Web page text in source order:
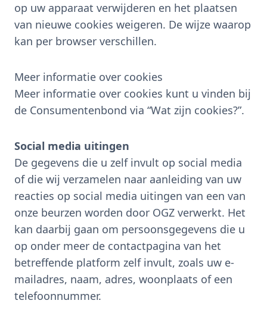
op uw apparaat verwijderen en het plaatsen
van nieuwe cookies weigeren. De wijze waarop
kan per browser verschillen.
Meer informatie over cookies
Meer informatie over cookies kunt u vinden bij
de Consumentenbond via “Wat zijn cookies?”.
Social media uitingen
De gegevens die u zelf invult op social media
of die wij verzamelen naar aanleiding van uw
reacties op social media uitingen van een van
onze beurzen worden door OGZ verwerkt. Het
kan daarbij gaan om persoonsgegevens die u
op onder meer de contactpagina van het
betreffende platform zelf invult, zoals uw e-
mailadres, naam, adres, woonplaats of een
telefoonnummer.